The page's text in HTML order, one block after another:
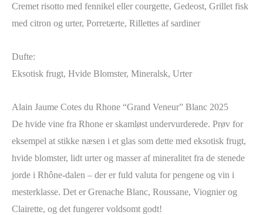
Cremet risotto med fennikel eller courgette, Gedeost, Grillet fisk
med citron og urter, Porretærte, Rillettes af sardiner
Dufte:
Eksotisk frugt, Hvide Blomster, Mineralsk, Urter
Alain Jaume Cotes du Rhone “Grand Veneur” Blanc 2025
De hvide vine fra Rhone er skamløst undervurderede. Prøv for
eksempel at stikke næsen i et glas som dette med eksotisk frugt,
hvide blomster, lidt urter og masser af mineralitet fra de stenede
jorde i Rhône-dalen – der er fuld valuta for pengene og vin i
mesterklasse. Det er Grenache Blanc, Roussane, Viognier og
Clairette, og det fungerer voldsomt godt!